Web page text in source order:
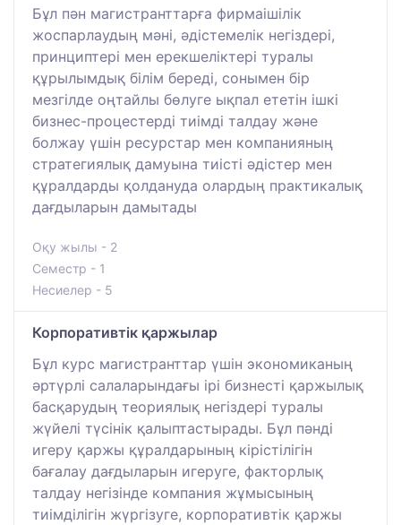
Бұл пән магистранттарға фирмаішілік
жоспарлаудың мәні, әдістемелік негіздері,
принциптері мен ерекшеліктері туралы
құрылымдық білім береді, сонымен бір
мезгілде оңтайлы бөлуге ықпал ететін ішкі
бизнес-процестерді тиімді талдау және
болжау үшін ресурстар мен компанияның
стратегиялық дамуына тиісті әдістер мен
құралдарды қолдануда олардың практикалық
дағдыларын дамытады
Оқу жылы - 2
Семестр - 1
Несиелер - 5
Корпоративтік қаржылар
Бұл курс магистранттар үшін экономиканың
әртүрлі салаларындағы ірі бизнесті қаржылық
басқарудың теориялық негіздері туралы
жүйелі түсінік қалыптастырады. Бұл пәнді
игеру қаржы құралдарының кірістілігін
бағалау дағдыларын игеруге, факторлық
талдау негізінде компания жұмысының
тиімділігін жүргізуге, корпоративтік қаржы